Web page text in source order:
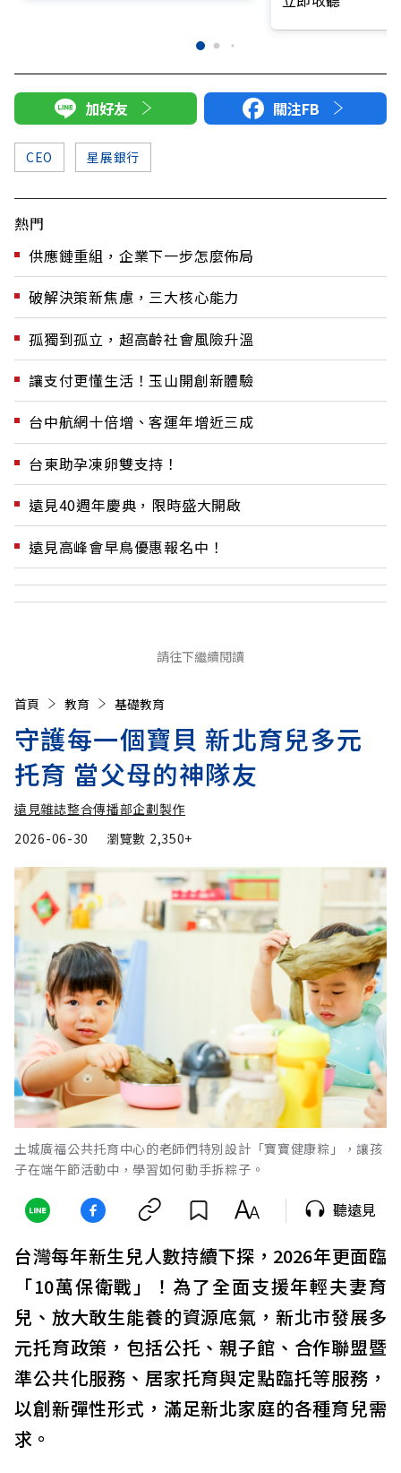
加好友 關注FB
CEO 星展銀行
熱門
供應鏈重組，企業下一步怎麼佈局
破解決策新焦慮，三大核心能力
孤獨到孤立，超高齡社會風險升溫
讓支付更懂生活！玉山開創新體驗
台中航網十倍增、客運年增近三成
台東助孕凍卵雙支持！
遠見40週年慶典，限時盛大開啟
遠見高峰會早鳥優惠報名中！
請往下繼續閱讀
首頁 教育 基礎教育
守護每一個寶貝 新北育兒多元
托育 當父母的神隊友
遠見雜誌整合傳播部企劃製作
2026-06-30
瀏覽數 2,350+
土城廣福公共托育中心的老師們特別設計「寶寶健康粽」，讓孩
子在端午節活動中，學習如何動手拆粽子。
聽遠見
台灣每年新生兒人數持續下探，2026年更面臨
「10萬保衛戰」！為了全面支援年輕夫妻育
兒、放大敢生能養的資源底氣，新北市發展多
元托育政策，包括公托、親子館、合作聯盟暨
準公共化服務、居家托育與定點臨托等服務，
以創新彈性形式，滿足新北家庭的各種育兒需
求。